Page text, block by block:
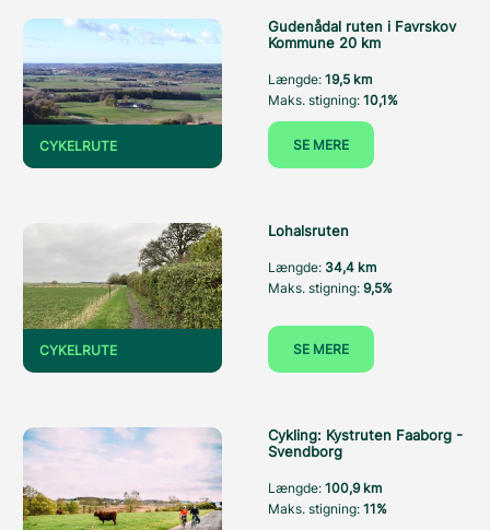
CYKELRUTE
Gudenådal ruten i Favrskov
Kommune 20 km
Længde: 19,5 km
Maks. stigning: 10,1%
SE MERE
CYKELRUTE
Lohalsruten
Længde: 34,4 km
Maks. stigning: 9,5%
SE MERE
Cykling: Kystruten Faaborg -
Svendborg
Længde: 100,9 km
Maks. stigning: 11%